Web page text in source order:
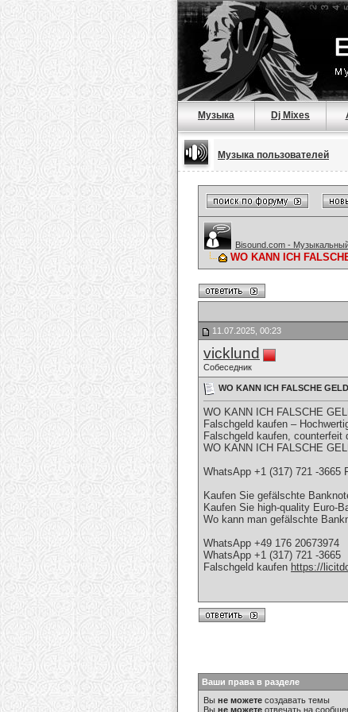
Музыка Dj Mixes
Музыка пользователей
Bisound.com -
WO KANN ICH
11.07.2025, 00:23
vicklund
Собеседник
WO KANN ICH FALSCHE
WO KANN ICH FALSCHE
Falschgeld kaufen –
Falschgeld kaufen, counterfeit
WO KANN ICH FALSCHE
WhatsApp +1 (317) 721 -3665
Kaufen Sie gefälschte
Kaufen Sie high-quality Euro-
Wo kann man gefälschte
WhatsApp +49 176 20673974
WhatsApp +1 (317) 721 -3665
Falschgeld kaufen https://
Ваши права в разделе
Вы не можете создавать темы
Вы не можете отвечать на